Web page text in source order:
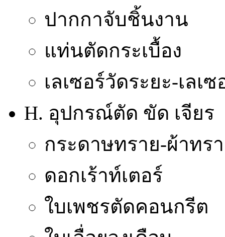
ปากกาจับชิ้นงาน
แท่นตัดกระเบื้อง
เลเซอร์วัดระยะ-เลเ
H. อุปกรณ์ตัด ขัด เจียร
กระดาษทราย-ผ้าทร
ดอกเร้าท์เตอร์
ใบเพชรตัดคอนกรีต